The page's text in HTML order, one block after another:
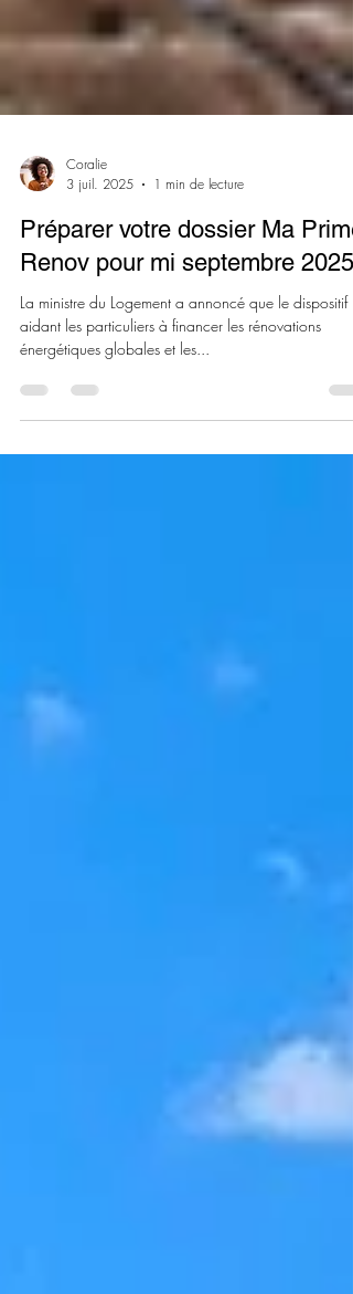
3 juil. 2025
1 min de lecture
Préparer votre dossier Ma Prime
Renov pour mi septembre 2025
La ministre du Logement a annoncé que le dispositif
aidant les particuliers à financer les rénovations